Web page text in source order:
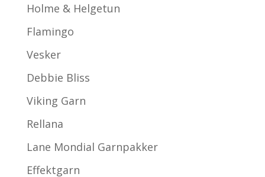
Holme & Helgetun
Flamingo
Vesker
Debbie Bliss
Viking Garn
Rellana
Lane Mondial Garnpakker
Effektgarn